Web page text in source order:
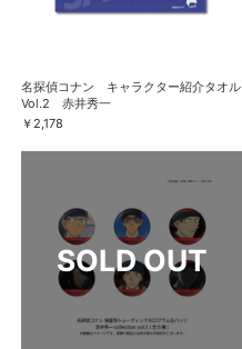
名探偵コナン キャラクター紹介タオル
Vol.2 赤井秀一
￥2,178